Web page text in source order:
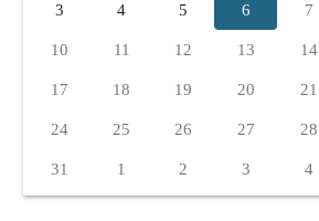
3 4 5 6 7
10 11 12 13 14
17 18 19 20 21
24 25 26 27 28
31 1 2 3 4